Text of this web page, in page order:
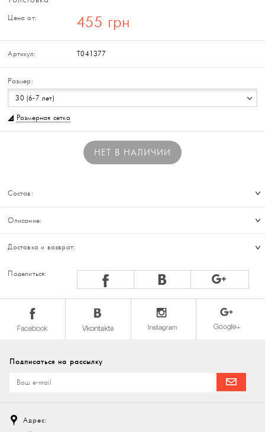
Цена от: 455 грн
Артикул: T041377
Размер:
30 (6-7 лет)
Размерная сетка
НЕТ В НАЛИЧИИ
Состав:
Описание:
Доставка и возврат:
Поделиться:
Подписаться на рассылку
Адрес: